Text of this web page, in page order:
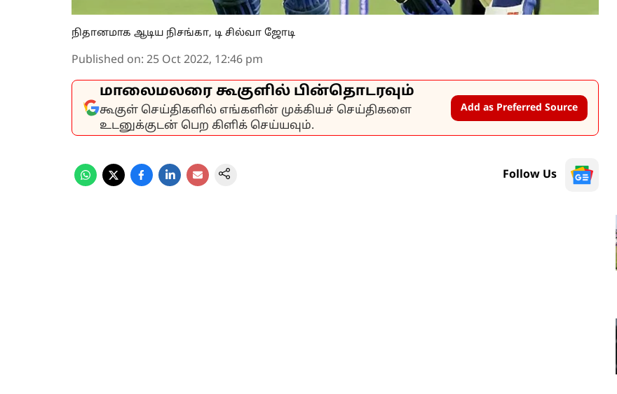
நிதானமாக ஆடிய நிசங்கா, டி சில்வா ஜோடி
Published on: 25 Oct 2022, 12:46 pm
மாலைமலரை கூகுளில் பின்தொடரவும்
கூகுள் செய்திகளில் எங்களின் முக்கியச் செய்திகளை
உடனுக்குடன் பெற கிளிக் செய்யவும்.
Add as Preferred Source
Follow Us